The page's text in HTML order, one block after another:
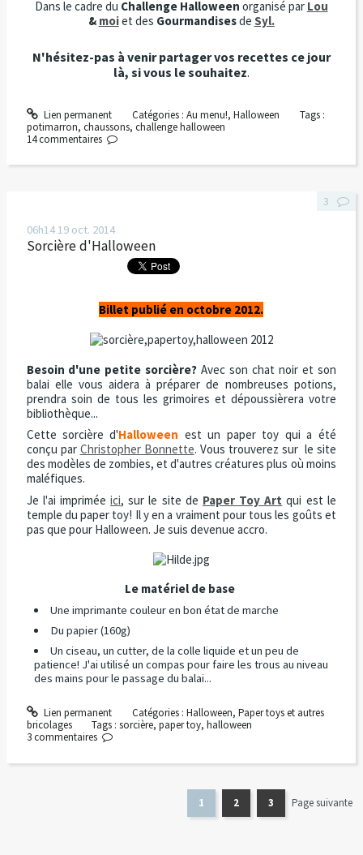
Dans le cadre du Challenge Halloween organisé par Lou
& moiet des Gourmandisesde Syl.
N'hésitez-pas à venir partager vos recettes ce jour
là, si vous le souhaitez.
Lien permanent Catégories : Au menu!, Halloween
Tags :
potimarron, chaussons, challenge halloween
14 commentaires
06h1419 oct. 2014
Sorcière d'Halloween
Billet publié en octobre 2012.
Besoin d'une petite sorcière? Avec son chat noir et son
balai elle vous aidera à préparer de nombreuses potions,
prendra soin de tous les grimoires et dépoussièrera votre
bibliothèque...
Cette sorcière d'Halloween est un paper toy qui a été
conçu par Christopher Bonnette. Vous trouverez sur le site
des modèles de zombies, et d'autres créatures plus où moins
maléfiques.
Je l'ai impriméeici, sur le site de Paper Toy Art qui est le
temple du paper toy! Il y en a vraiment pour tous les goûts et
pas que pour Halloween. Je suis devenue accro.
Le matériel de base
Une imprimante couleur en bon état de marche
Du papier (160g)
Un ciseau, un cutter, de la colle liquide et un peu de
patience! J'ai utilisé un compas pour faire les trous au niveau
des mains pour le passage du balai...
Lien permanent Catégories : Halloween, Paper toys et autres
bricolages
Tags :sorcière,paper toy,halloween
3
3 commentaires
1 2 3 Page suivante